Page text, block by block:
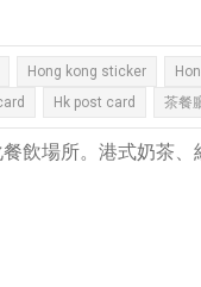
Hong kong sticker
Hk post card 茶餐
飲場所。港式奶茶